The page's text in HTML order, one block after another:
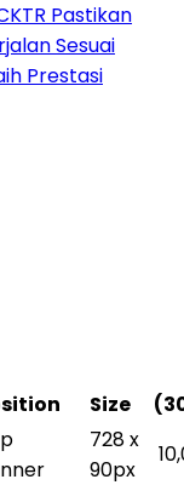
Pastikan
Sesuai
Prestasi
Size
728 x
90px